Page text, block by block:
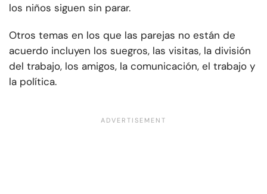
los niños siguen sin parar.
Otros temas en los que las parejas no están de
acuerdo incluyen los suegros, las visitas, la división
del trabajo, los amigos, la comunicación, el trabajo y
la política.